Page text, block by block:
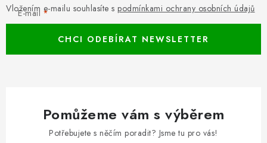
E-mail
Vložením e-mailu souhlasíte s podmínkami ochrany osobních údajů
CHCI ODEBÍRAT NEWSLETTER
Pomůžeme vám s výběrem
Potřebujete s něčím poradit? Jsme tu pro vás!